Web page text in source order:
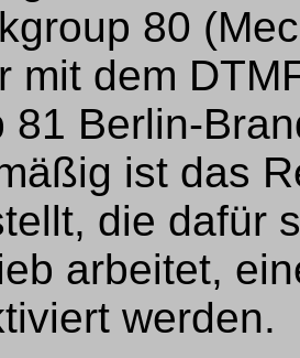
80
mit dem
81 Berlin-
ist das
die dafür
arbeitet,
werden.